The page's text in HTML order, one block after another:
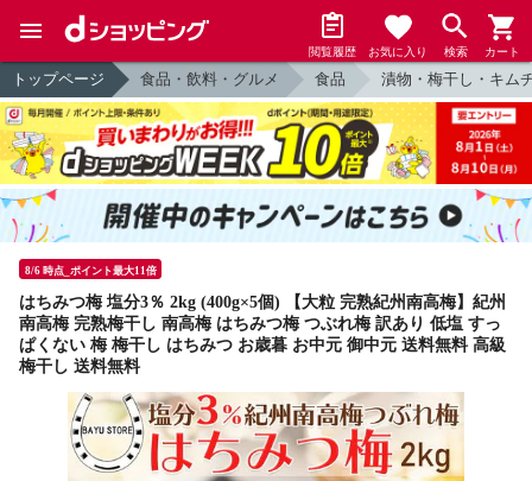
閲覧履歴 お気に入り 検索 カート
トップページ 食品・飲料・グルメ 食品 漬物・梅干し・キム
8/6 時点_ポイント最大11倍
はちみつ梅 塩分3％ 2kg (400g×5個) 【大粒 完熟紀州南高梅】紀州
南高梅 完熟梅干し 南高梅 はちみつ梅 つぶれ梅 訳あり 低塩 すっ
ぱくない 梅 梅干し はちみつ お歳暮 お中元 御中元 送料無料 高級
梅干し 送料無料